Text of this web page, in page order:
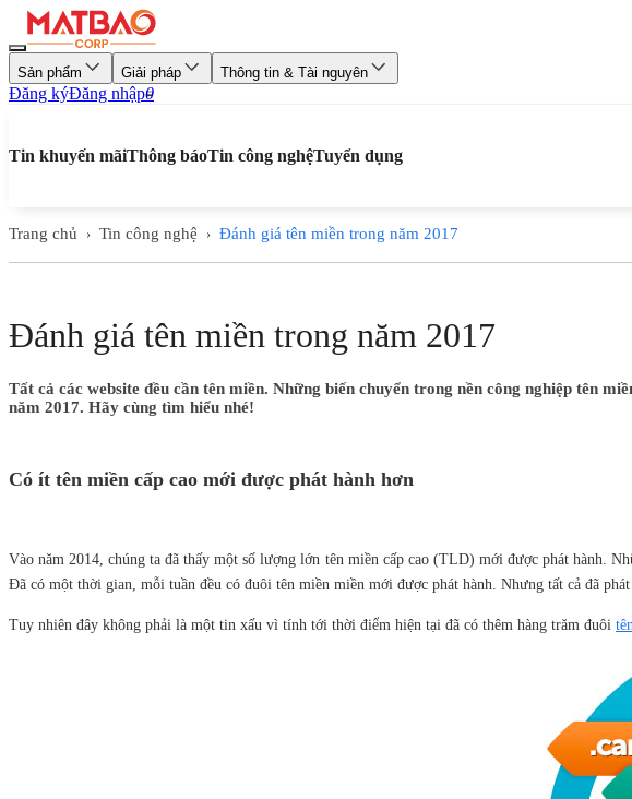
Sản phẩm Giải pháp Thông tin & Tài nguyên
Đăng kýĐăng nhập0
Tin khuyến mãiThông báoTin công nghệTuyển dụng
Trang chủ › Tin công nghệ › Đánh giá tên miền trong năm 2017
Đánh giá tên miền trong năm 2017
Tất cả các website đều cần tên miền. Những biến chuyển trong nền công nghiệp tên
năm 2017. Hãy cùng tìm hiểu nhé!
Có ít tên miền cấp cao mới được phát hành hơn
Vào năm 2014, chúng ta đã thấy một số lượng lớn tên miền cấp cao (TLD) mới được phát hành.
Đã có một thời gian, mỗi tuần đều có đuôi tên miền miền mới được phát hành. Nhưng tất cả đã
Tuy nhiên đây không phải là một tin xấu vì tính tới thời điểm hiện tại đã có thêm hàng trăm đuôi